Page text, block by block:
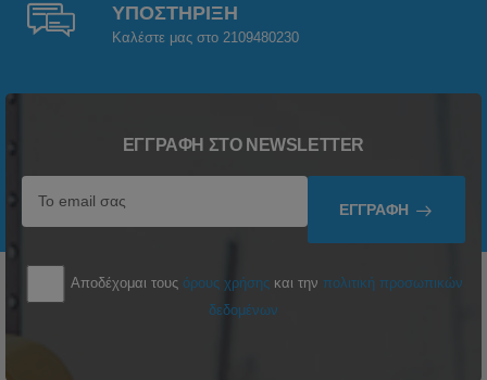
ΥΠΟΣΤΗΡΙΞΗ
Καλέστε μας στο 2109480230
ΕΓΓΡΑΦΉ ΣΤΟ NEWSLETTER
ΕΓΓΡΑΦΉ
Αποδέχομαι τους όρους χρήσης και την πολιτική προσωπικών
δεδομένων